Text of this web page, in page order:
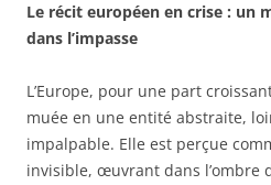
Le récit européen en crise : un
dans l’impasse
L’Europe, pour une part
muée en une entité abstraite,
impalpable. Elle est perçue
invisible, œuvrant dans l’ombre